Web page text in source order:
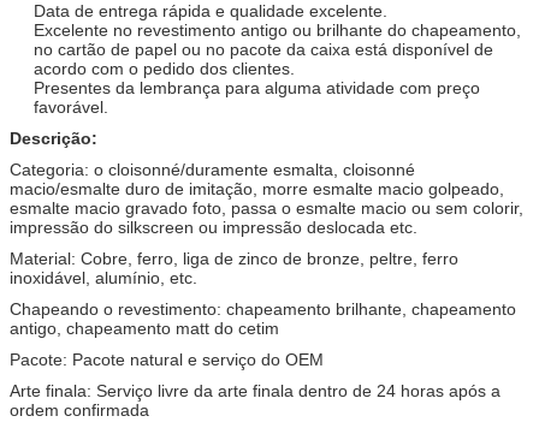
Data de entrega rápida e qualidade excelente.
Excelente no revestimento antigo ou brilhante do chapeamento,
no cartão de papel ou no pacote da caixa está disponível de
acordo com o pedido dos clientes.
Presentes da lembrança para alguma atividade com preço
favorável.
Descrição:
Categoria: o cloisonné/duramente esmalta, cloisonné
macio/esmalte duro de imitação, morre esmalte macio golpeado,
esmalte macio gravado foto, passa o esmalte macio ou sem colorir,
impressão do silkscreen ou impressão deslocada etc.
Material: Cobre, ferro, liga de zinco de bronze, peltre, ferro
inoxidável, alumínio, etc.
Chapeando o revestimento: chapeamento brilhante, chapeamento
antigo, chapeamento matt do cetim
Pacote: Pacote natural e serviço do OEM
Arte finala: Serviço livre da arte finala dentro de 24 horas após a
ordem confirmada